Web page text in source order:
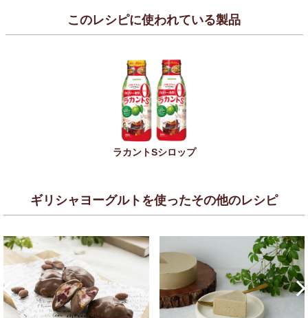
このレシピに使われている製品
ラカントSシロップ
ギリシャヨーグルトを使ったその他のレシピ